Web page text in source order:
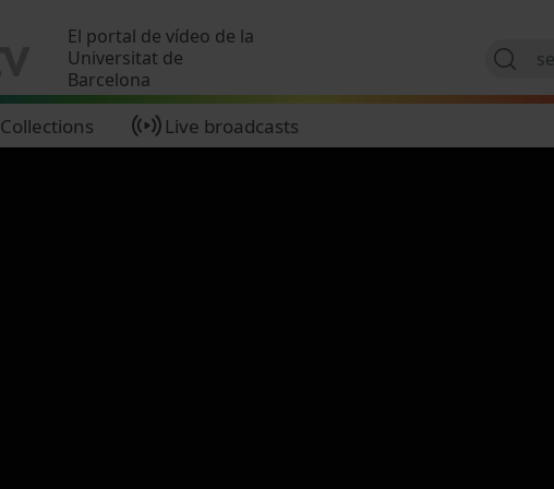
El portal de vídeo de la
Universitat de
Barcelona
Collections Live broadcasts